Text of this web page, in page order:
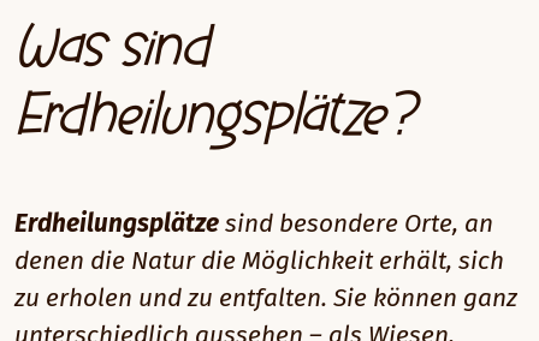
Was sind
Erdheilungsplätze?
Erdheilungsplätze sind besondere Orte, an
denen die Natur die Möglichkeit erhält, sich
zu erholen und zu entfalten. Sie können ganz
unterschiedlich aussehen – als Wiesen,